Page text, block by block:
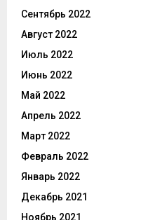
Сентябрь 2022
Август 2022
Июль 2022
Июнь 2022
Май 2022
Апрель 2022
Март 2022
Февраль 2022
Январь 2022
Декабрь 2021
Ноябрь 2021